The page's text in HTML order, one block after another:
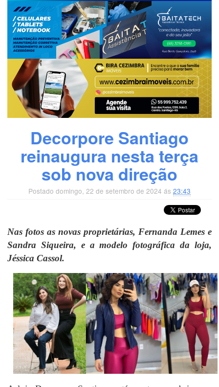
Decorpore Santiago
reinaugura nesta terça
sob nova direção
Postado domingo, 22 de setembro de 2024 ás 23:43
Nas fotos as novas proprietárias, Fernanda Lemes e
Sandra Siqueira, e a modelo fotográfica da loja,
Jéssica Cassol.